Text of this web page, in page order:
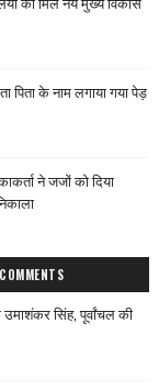
के नाम लगाया गया पेड़
ने जजों को दिया
COMMENTS
सिंह, पूर्वांचल की